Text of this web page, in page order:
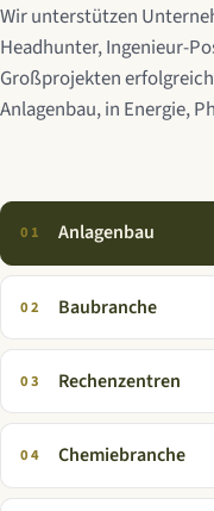
Wir unterstützen
Headhunter, Ingenieur-
Großprojekten
Anlagenbau, in Energie,
01 Anlagenbau
02 Baubranche
03 Rechenzentren
04 Chemiebranche